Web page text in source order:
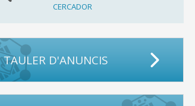
CERCADOR
TAULER D'ANUNCIS